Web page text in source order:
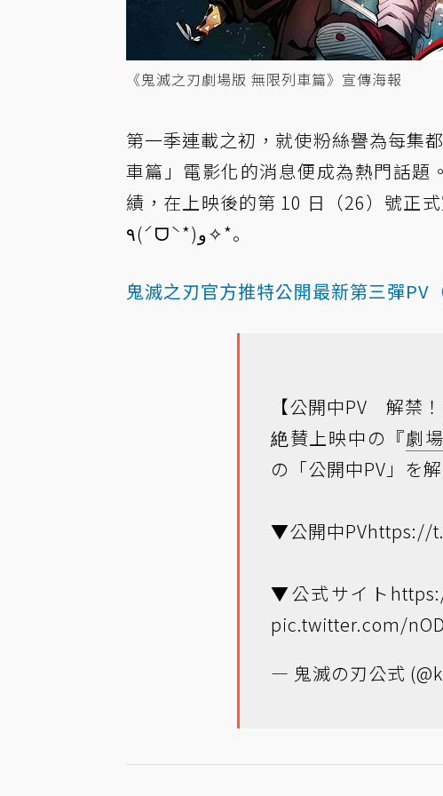
《鬼滅之刃劇場版 無限列車篇》宣傳海報
第一季連載之初，就使粉絲譽為每集
車篇」電影化的消息便成為熱門話題
績，在上映後的第 10 日（26）號正
٩(ˊᗜˋ*)و✧*｡
鬼滅之刃官方推特公開最新第三彈PV
【公開中PV 解禁！
絶賛上映中の『劇
の「公開中PV」を
▼公開中PVhttps://
▼公式サイト
pic.twitter.com/
— 鬼滅の刃公式